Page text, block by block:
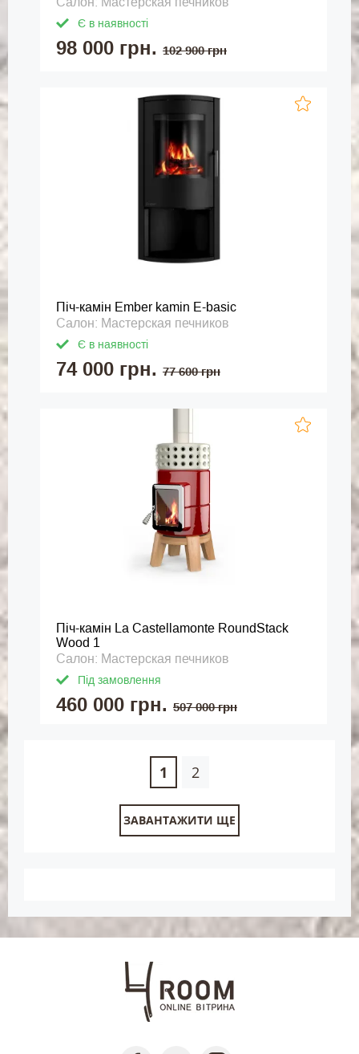
Є в наявності
98 000 грн. 102 900 грн
Піч-камін Ember kamin E-basic
Салон: Мастерская печников
Є в наявності
74 000 грн. 77 600 грн
Піч-камін La Castellamonte RoundStack
Wood 1
Салон: Мастерская печников
Під замовлення
460 000 грн. 507 000 грн
1 2
ЗАВАНТАЖИТИ ЩЕ